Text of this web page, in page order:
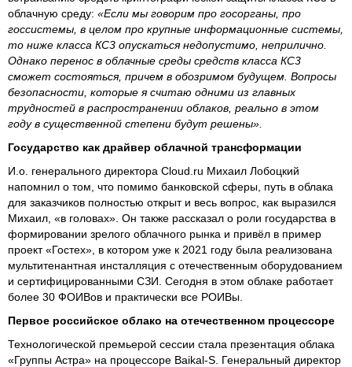
облачную среду: «Если мы говорим про госорганы, про
госсистемы, в целом про крупные информационные системы,
то ниже класса КС3 опускаться недопустимо, неприлично.
Однако перенос в облачные среды средств класса КС3
сможет состояться, причем в обозримом будущем. Вопросы
безопасности, которые я считаю одними из главных
трудностей в распространении облаков, реально в этом
году в существенной степени будут решены».
Государство как драйвер облачной трансформации
И.о. генерального директора Cloud.ru Михаил Лобоцкий
напомнил о том, что помимо банковской сферы, путь в облака
для заказчиков полностью открыт и весь вопрос, как выразился
Михаил, «в головах». Он также рассказал о роли государства в
формировании зрелого облачного рынка и привёл в пример
проект «Гостех», в котором уже к 2021 году была реализована
мультитенантная инсталляция с отечественным оборудованием
и сертифицированными СЗИ. Сегодня в этом облаке работает
более 30 ФОИВов и практически все РОИВы.
Первое российское облако на отечественном процессоре
Технологической премьерой сессии стала презентация облака
«Группы Астра» на процессоре Baikal-S. Генеральный директор